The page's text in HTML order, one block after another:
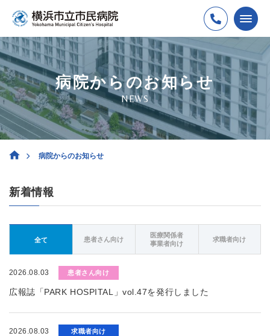
病院からのお知らせ
NEWS
病院からのお知らせ
新着情報
全て 患者さん向け
医療関係者
事業者向け
求職者向け
2026.08.03 患者さん向け
広報誌「PARK HOSPITAL」vol.47を発行しました
2026.08.03 求職者向け